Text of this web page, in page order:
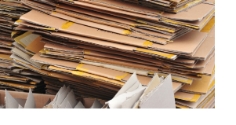
よくある質問
Social link